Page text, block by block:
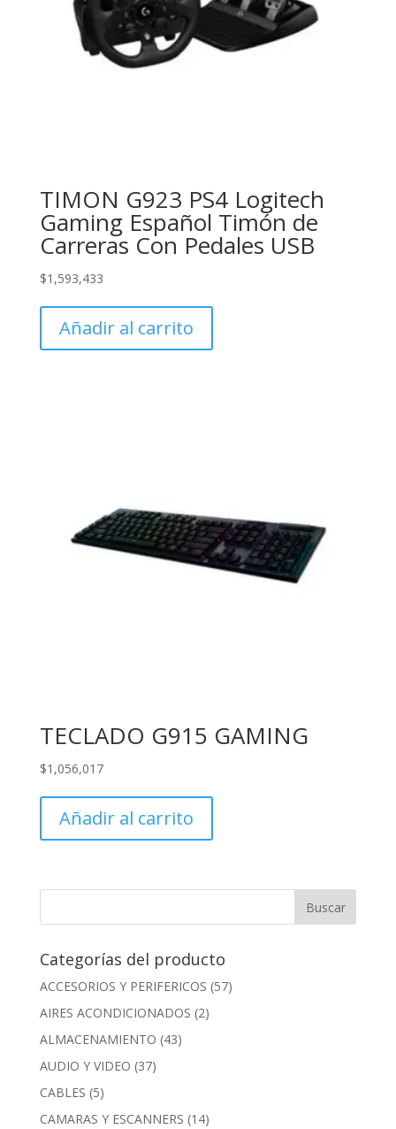
TIMON G923 PS4 Logitech
Gaming Español Timón de
Carreras Con Pedales USB
$1,593,433
Añadir al carrito
TECLADO G915 GAMING
$1,056,017
Añadir al carrito
Categorías del producto
ACCESORIOS Y PERIFERICOS (57)
AIRES ACONDICIONADOS (2)
ALMACENAMIENTO (43)
AUDIO Y VIDEO (37)
CABLES (5)
CAMARAS Y ESCANNERS (14)